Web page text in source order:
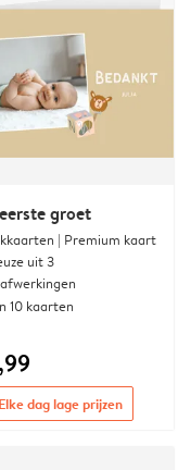
groet
| Premium kaart
uit 3
10 kaarten
Elke dag lage prijzen